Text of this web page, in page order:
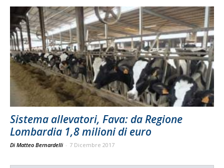
Sistema allevatori, Fava: da Regione
Lombardia 1,8 milioni di euro
Di Matteo Bernardelli - 7 Dicembre 2017